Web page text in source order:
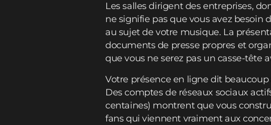
Les salles dirigent des entreprises,
ne signifie pas que vous avez besoin
au sujet de votre musique. La
documents de presse propres et
que vous ne serez pas un casse-tête
Votre présence en ligne dit
Des comptes de réseaux sociaux
centaines) montrent que vous
fans qui viennent vraiment aux